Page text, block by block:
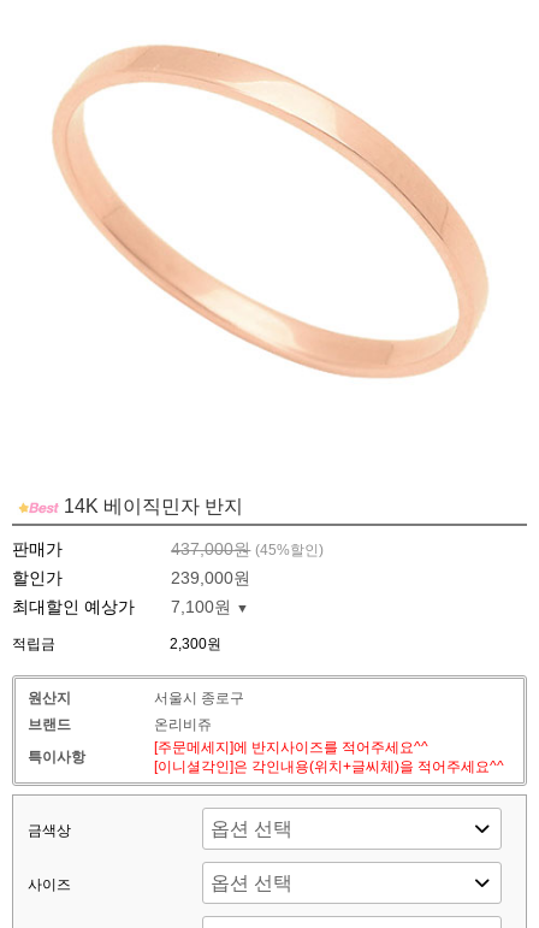
14K 베이직민자 반지
판매가 437,000원 (45%할인)
할인가
239,000원
최대할인 예상가
7,100원
적립금 2,300원
원산지
서울시 종로구
브랜드
온리비쥬
특이사항
[주문메세지]에 반지사이즈를 적어주세요^^
[이니셜각인]은 각인내용(위치+글씨체)을 적어주세요^^
금색상
사이즈